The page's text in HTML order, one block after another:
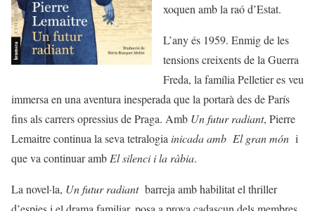
xoquen amb la raó d’Estat.
L’any és 1959. Enmig de les
tensions creixents de la Guerra
Freda, la família Pelletier es veu
immersa en una aventura inesperada que la portarà des de París
fins als carrers opressius de Praga. Amb Un futur radiant, Pierre
Lemaitre continua la seva tetralogia inicada amb El gran món i
que va continuar amb El silenci i la ràbia.
La novel·la, Un futur radiantbarreja amb habilitat el thriller